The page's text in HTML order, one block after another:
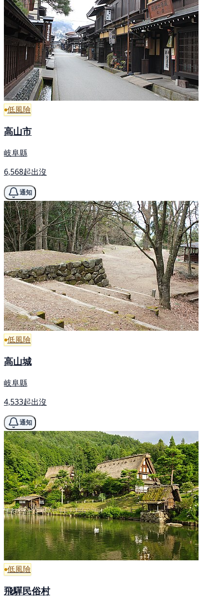
低風險
高山市
岐阜縣
6,568起出沒
通知
低風險
高山城
岐阜縣
4,533起出沒
通知
低風險
飛驒民俗村